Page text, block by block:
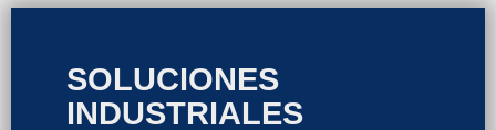
SOLUCIONES
INDUSTRIALES